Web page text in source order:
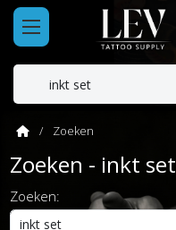
Zoeken
Zoeken - inkt set
Zoeken: